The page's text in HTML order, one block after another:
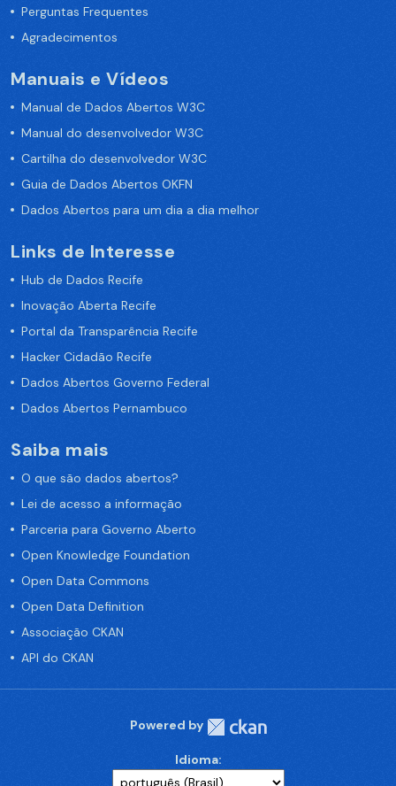
Perguntas Frequentes
Agradecimentos
Manuais e Vídeos
Manual de Dados Abertos W3C
Manual do desenvolvedor W3C
Cartilha do desenvolvedor W3C
Guia de Dados Abertos OKFN
Dados Abertos para um dia a dia melhor
Links de Interesse
Hub de Dados Recife
Inovação Aberta Recife
Portal da Transparência Recife
Hacker Cidadão Recife
Dados Abertos Governo Federal
Dados Abertos Pernambuco
Saiba mais
O que são dados abertos?
Lei de acesso a informação
Parceria para Governo Aberto
Open Knowledge Foundation
Open Data Commons
Open Data Definition
Associação CKAN
API do CKAN
Powered by
Idioma